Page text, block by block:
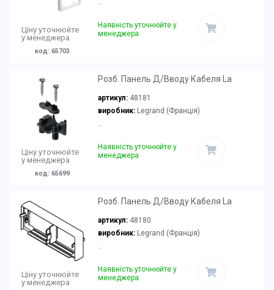
Ціну уточнюйте
у менеджера
код: 65703
Наявність уточнюйте у
менеджера
Ціну уточнюйте
у менеджера
код: 65699
Розб. Панель Д/Вводу Кабеля La
артикул: 48181
виробник:Legrand (Франція)
..
Наявність уточнюйте у
менеджера
Ціну уточнюйте
у менеджера
Розб. Панель Д/Вводу Кабеля La
артикул: 48180
виробник:Legrand (Франція)
..
Наявність уточнюйте у
менеджера